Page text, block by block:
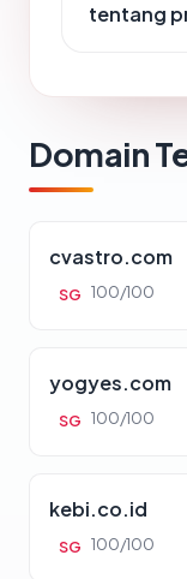
tentang
Domain
cvastro.com
SG 100/100
yogyes.com
SG 100/100
kebi.co.id
SG 100/100